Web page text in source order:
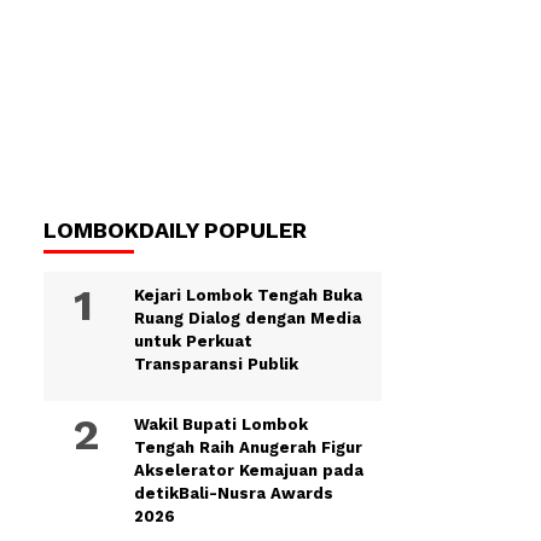
LOMBOKDAILY POPULER
Kejari Lombok Tengah Buka
Ruang Dialog dengan Media
untuk Perkuat
Transparansi Publik
Wakil Bupati Lombok
Tengah Raih Anugerah Figur
Akselerator Kemajuan pada
detikBali-Nusra Awards
2026